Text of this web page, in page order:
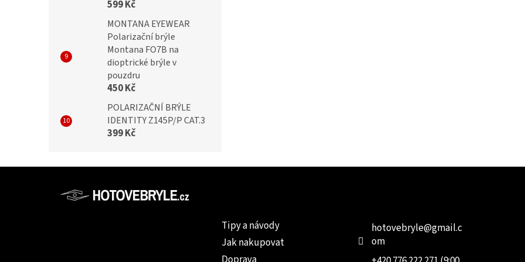
599 Kč
MONTANA EYEWEAR
Polarizační brýle
Montana FO7B na
dioptrické brýle v
pouzdru
450 Kč
POLARIZAČNÍ BRÝLE
IDENTITY Z145P/P CAT.3
399 Kč
Tipy a návody
Jak nakupovat
hotovebryle@gmail.c
om